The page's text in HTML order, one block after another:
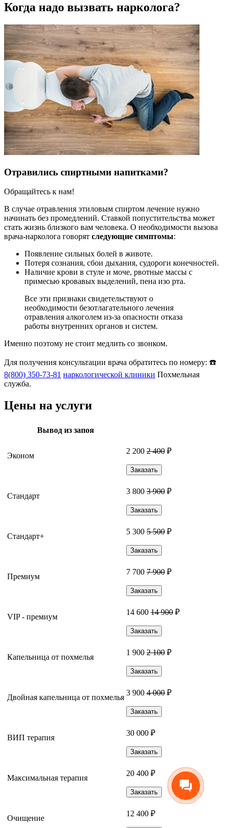
Когда надо вызвать нарколога?
Отравились спиртными напитками?
Обращайтесь к нам!
В случае отравления этиловым спиртом лечение нужно
начинать без промедлений. Ставкой попустительства может
стать жизнь близкого вам человека. О необходимости вызова
врача-нарколога говорят следующие симптомы:
Появление сильных болей в животе.
Потеря сознания, сбои дыхания, судороги конечностей.
Наличие крови в стуле и моче, рвотные массы с
примесью кровавых выделений, пена изо рта.
Все эти признаки свидетельствуют о
необходимости безотлагательного лечения
отравления алкоголем из-за опасности отказа
работы внутренних органов и систем.
Именно поэтому не стоит медлить со звонком.
Для получения консультации врача обратитесь по номеру: ☎️
8(800) 350-73-81 наркологической клиники Похмельная
служба.
Цены на услуги
Вывод из запоя
Эконом
2 200 2 400 ₽
Заказать
Стандарт
3 800 3 900 ₽
Заказать
Стандарт+
5 300 5 500 ₽
Заказать
Премиум
7 700 7 900 ₽
Заказать
VIP - премиум
14 600 14 900 ₽
Заказать
Капельница от похмелья
1 900 2 100 ₽
Заказать
Двойная капельница от похмелья
3 900 4 000 ₽
Заказать
ВИП терапия
30 000 ₽
Заказать
Максимальная терапия
20 400 ₽
Заказать
Очищение
12 400 ₽